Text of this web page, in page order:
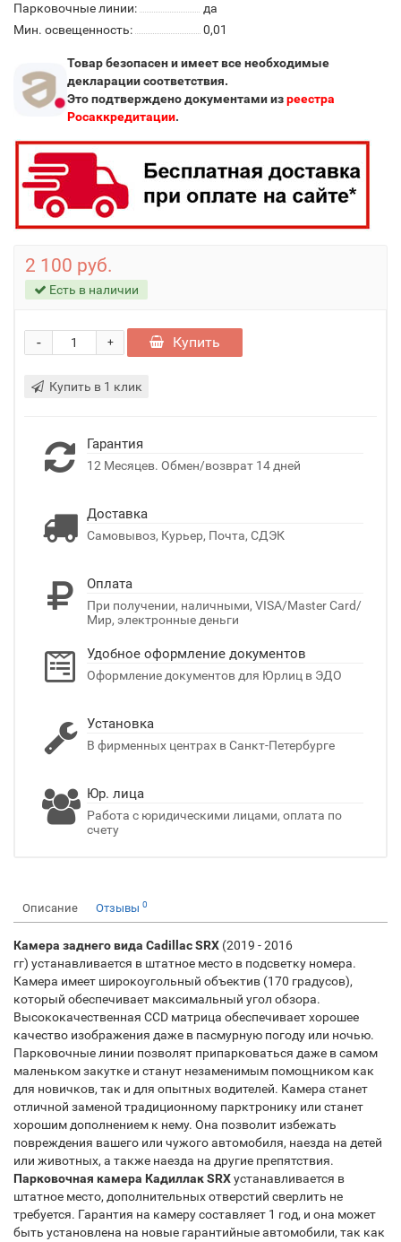
Парковочные линии:
да
Мин. освещенность:
0,01
Товар безопасен и имеет все необходимые
декларации соответствия.
Это подтверждено документами изреестра
Росаккредитации.
2 100 руб.
Есть в наличии
+
- Купить
Купить в 1 клик
Гарантия
12 Месяцев. Обмен/возврат 14 дней
Доставка
Самовывоз, Курьер, Почта, СДЭК
Оплата
При получении, наличными, VISA/Master Card/
Мир, электронные деньги
Удобное оформление документов
Оформление документов для Юрлиц в ЭДО
Установка
В фирменных центрах в Санкт-Петербурге
Юр. лица
Работа с юридическими лицами, оплата по
счету
Описание Отзывы 0
Камера заднего вида Cadillac SRX ​ (2019 - 2016
гг) устанавливается в штатное место в подсветку номера.
Камера имеет широкоугольный объектив (170 градусов),
который обеспечивает максимальный угол обзора.
Высококачественная CCD матрица обеспечивает хорошее
качество изображения даже в пасмурную погоду или ночью.
Парковочные линии позволят припарковаться даже в самом
маленьком закутке и станут незаменимым помощником как
для новичков, так и для опытных водителей. Камера станет
отличной заменой традиционному парктронику или станет
хорошим дополнением к нему. Она позволит избежать
повреждения вашего или чужого автомобиля, наезда на детей
или животных, а также наезда на другие препятствия.
Парковочная камера Кадиллак SRXустанавливается в
штатное место, дополнительных отверстий сверлить не
требуется. Гарантия на камеру составляет 1 год, и она может
быть установлена на новые гарантийные автомобили, так как